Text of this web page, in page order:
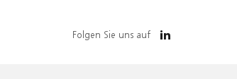
Folgen Sie uns auf